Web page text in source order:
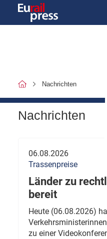
Nachrichten
Nachrichten
06.08.2026
Trassenpreise
Länder zu
bereit
Heute (06.08.2026)
zu einer